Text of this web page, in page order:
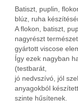
Batiszt, puplin,
blúz, ruha
A flokon, batiszt,
nagyrészt
gyártott viscose
Így ezek nagyban
(testbarát,
jó nedvszívó, jól
anyagokból
szinte hűsítenek.